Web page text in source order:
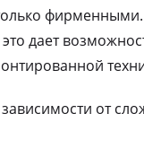
дает
от